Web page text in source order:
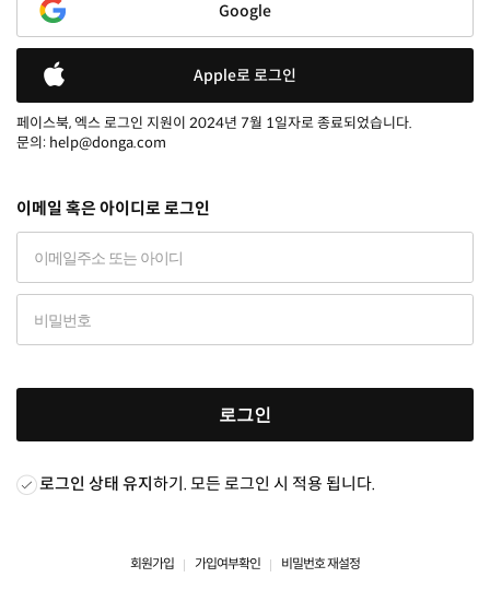
Google
Apple로 로그인
페이스북, 엑스 로그인 지원이 2024년 7월 1일자로 종료되었습니다.
문의: help@donga.com
이메일 혹은 아이디로 로그인
로그인
로그인 상태 유지하기. 모든 로그인 시 적용 됩니다.
회원가입 가입여부확인 비밀번호 재설정